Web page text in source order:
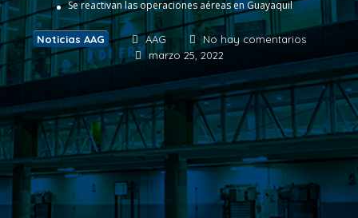
Se reactivan las operaciones aéreas en Guayaquil
Noticias AAG AAG
No hay comentarios
marzo 25, 2022